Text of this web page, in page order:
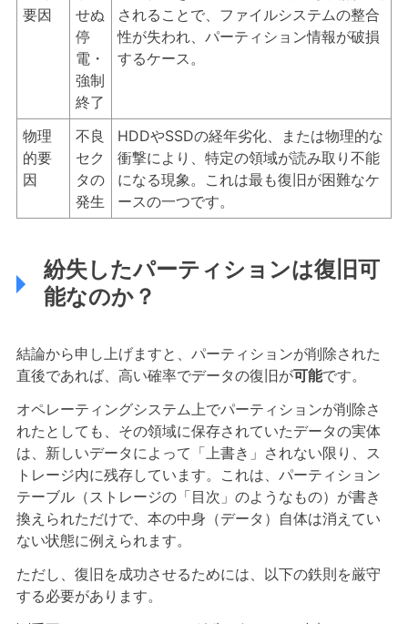
要因
せぬ
停
電・
強制
終了
されることで、ファイルシステムの整合
性が失われ、パーティション情報が破損
するケース。
物理
的要
因
不良
セク
タの
発生
HDDやSSDの経年劣化、または物理的な
衝撃により、特定の領域が読み取り不能
になる現象。これは最も復旧が困難なケ
ースの一つです。
紛失したパーティションは復旧可
能なのか？
結論から申し上げますと、パーティションが削除された
直後であれば、高い確率でデータの復旧が可能です。
オペレーティングシステム上でパーティションが削除さ
れたとしても、その領域に保存されていたデータの実体
は、新しいデータによって「上書き」されない限り、ス
トレージ内に残存しています。これは、パーティション
テーブル（ストレージの「目次」のようなもの）が書き
換えられただけで、本の中身（データ）自体は消えてい
ない状態に例えられます。
ただし、復旧を成功させるためには、以下の鉄則を厳守
する必要があります。